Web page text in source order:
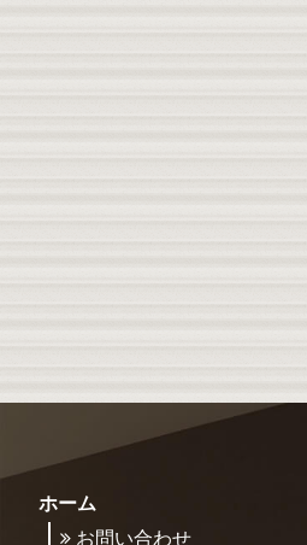
ホーム
お問い合わせ